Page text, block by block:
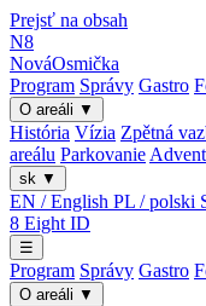
Prejsť na obsah
N8
NováOsmička
Program Správy Gastro
O areáli ▼
História Vízia Zpětná
areálu Parkovanie
sk ▼
EN / English PL / polski
8 Eight ID
☰
Program Správy Gastro
O areáli ▼